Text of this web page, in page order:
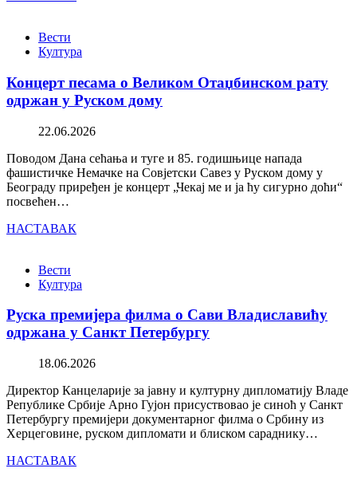
Вести
Култура
Концерт песама о Великом Отаџбинском рату
одржан у Руском дому
22.06.2026
Поводом Дана сећања и туге и 85. годишњице напада
фашистичке Немачке на Совјетски Савез у Руском дому у
Београду приређен је концерт „Чекај ме и ја ћу сигурно доћи“
посвећен…
НАСТАВАК
Вести
Култура
Руска премијера филма о Сави Владиславићу
одржана у Санкт Петербургу
18.06.2026
Директор Канцеларије за јавну и културну дипломатију Владе
Републике Србије Арно Гујон присуствовао је синоћ у Санкт
Петербургу премијери документарног филма о Србину из
Херцеговине, руском дипломати и блиском сараднику…
НАСТАВАК